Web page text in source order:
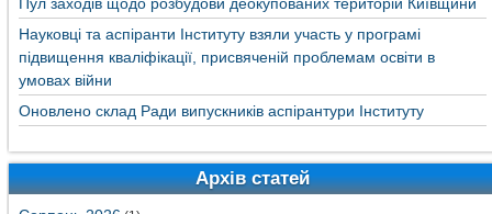
Науковці та аспіранти Інституту взяли участь у програмі
підвищення кваліфікації, присвяченій проблемам освіти в
умовах війни
Оновлено склад Ради випускників аспірантури Інституту
Архів статей